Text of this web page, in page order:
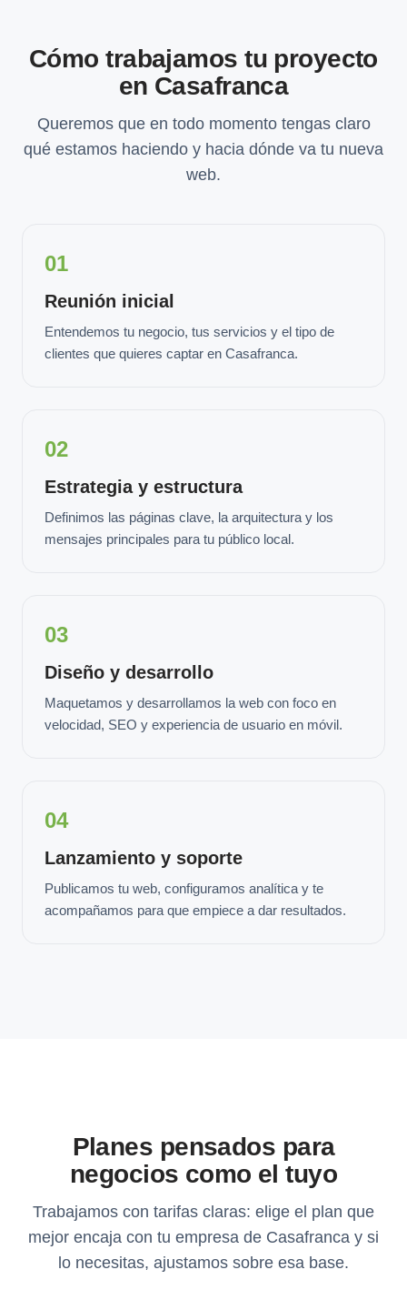
Cómo trabajamos tu proyecto
en Casafranca
Queremos que en todo momento tengas claro
qué estamos haciendo y hacia dónde va tu nueva
web.
01
Reunión inicial
Entendemos tu negocio, tus servicios y el tipo de
clientes que quieres captar en Casafranca.
02
Estrategia y estructura
Definimos las páginas clave, la arquitectura y los
mensajes principales para tu público local.
03
Diseño y desarrollo
Maquetamos y desarrollamos la web con foco en
velocidad, SEO y experiencia de usuario en móvil.
04
Lanzamiento y soporte
Publicamos tu web, configuramos analítica y te
acompañamos para que empiece a dar resultados.
Planes pensados para
negocios como el tuyo
Trabajamos con tarifas claras: elige el plan que
mejor encaja con tu empresa de Casafranca y si
lo necesitas, ajustamos sobre esa base.